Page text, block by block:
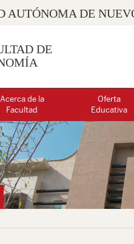
AUTÓNOMA DE
DE
Acerca de la
Facultad
Oferta
Educativa